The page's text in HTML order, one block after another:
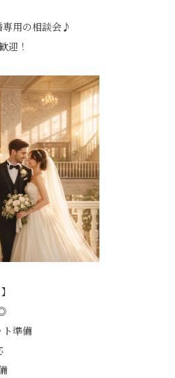
専用の相談会♪
迎！
準備